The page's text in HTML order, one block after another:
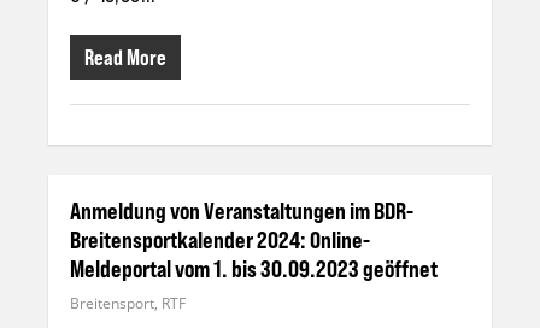
Read More
Anmeldung von Veranstaltungen im BDR-
Breitensportkalender 2024: Online-
Meldeportal vom 1. bis 30.09.2023 geöffnet
Breitensport, RTF